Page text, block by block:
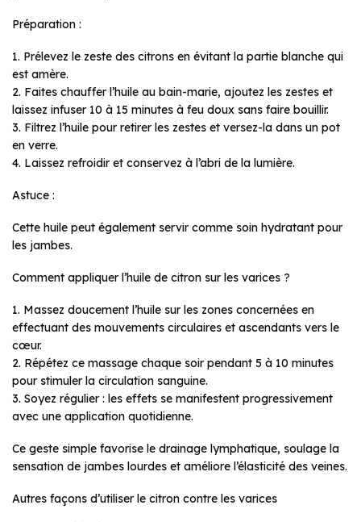
Préparation :
1. Prélevez le zeste des citrons en évitant la partie blanche qui
est amère.
2. Faites chauffer l’huile au bain-marie, ajoutez les zestes et
laissez infuser 10 à 15 minutes à feu doux sans faire bouillir.
3. Filtrez l’huile pour retirer les zestes et versez-la dans un pot
en verre.
4. Laissez refroidir et conservez à l’abri de la lumière.
Astuce :
Cette huile peut également servir comme soin hydratant pour
les jambes.
Comment appliquer l’huile de citron sur les varices ?
1. Massez doucement l’huile sur les zones concernées en
effectuant des mouvements circulaires et ascendants vers le
cœur.
2. Répétez ce massage chaque soir pendant 5 à 10 minutes
pour stimuler la circulation sanguine.
3. Soyez régulier : les effets se manifestent progressivement
avec une application quotidienne.
Ce geste simple favorise le drainage lymphatique, soulage la
sensation de jambes lourdes et améliore l’élasticité des veines.
Autres façons d’utiliser le citron contre les varices